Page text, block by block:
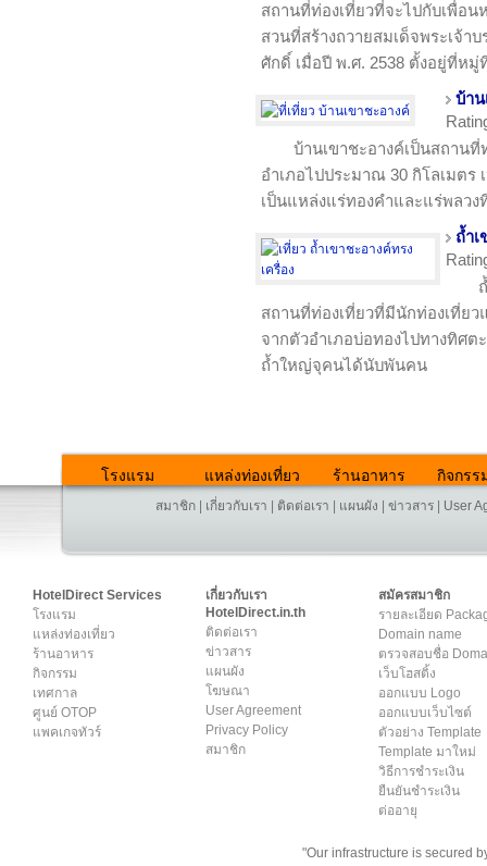
สถานที่ท่องเที่ยวที่จะไปกับเพื่อน
สวนที่สร้างถวายสมเด็จพระเจ้า
ศักดิ์ เมื่อปี พ.ศ. 2538 ตั้งอยู่ที่หมู่
บ้าน
บ้านเขาชะอางค์เป็นสถานที่
อำเภอไปประมาณ 30 กิโลเมต
เป็นแหล่งแร่ทองคำและแร่พลว
ถ้ำเ
สถานที่ท่องเที่ยวที่มีนักท่องเที่ยว
จากตัวอำเภอบ่อทองไปทางทิศต
ถ้ำใหญ่จุคนได้นับพันคน
โรงแรม แหล่งท่องเที่ยว ร้านอาหาร กิจกรร
สมาชิก เกี่ยวกับเรา ติดต่อเรา แผนผัง ข่าวสาร User
HotelDirect Services
โรงแรม
แหล่งท่องเที่ยว
ร้านอาหาร
กิจกรรม
เทศกาล
ศูนย์ OTOP
แพคเกจทัวร์
เกี่ยวกับเรา
HotelDirect.in.th
ติดต่อเรา
ข่าวสาร
แผนผัง
โฆษณา
User Agreement
Privacy Policy
สมาชิก
สมัครสมาชิก
รายละเอียด
Domain name
ตรวจสอบชื่อ
เว็บโฮสติ้ง
ออกแบบ Logo
ออกแบบเว็บไซต์
ตัวอย่าง Template
Template มาใหม่
วิธีการชำระเงิน
ยืนยันชำระเงิน
ต่ออายุ
"Our infrastructure is secured